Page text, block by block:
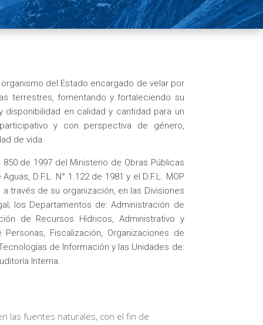
del Estado encargado de velar por
terrestres, fomentando y fortaleciendo su
disponibilidad en calidad y cantidad para un
y con perspectiva de género,
de vida.
de 1997 del Ministerio de Obras Públicas
D.F.L. N° 1.122 de 1981 y el D.F.L. MOP
través de su organización, en las Divisiones
los Departamentos de: Administración de
de Recursos Hídricos, Administrativo y
Fiscalización, Organizaciones de
de Información y las Unidades de:
Interna.
las fuentes naturales, con el fin de